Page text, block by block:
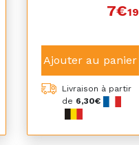
7€19
Ajouter au panier
Livraison à partir
de 6,30€